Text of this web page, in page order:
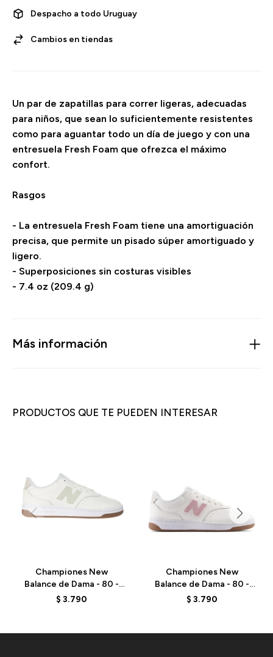
Despacho a todo Uruguay
Cambios en tiendas
Un par de zapatillas para correr ligeras, adecuadas
para niños, que sean lo suficientemente resistentes
como para aguantar todo un día de juego y con una
entresuela Fresh Foam que ofrezca el máximo
confort.
Rasgos
- La entresuela Fresh Foam tiene una amortiguación
precisa, que permite un pisado súper amortiguado y
ligero.
- Superposiciones sin costuras visibles
- 7.4 oz (209.4 g)
Más información
PRODUCTOS QUE TE PUEDEN INTERESAR
Championes New
Balance de Dama - 80 -
BBW80PRD - WHITE
$ 3.790
Championes New
Balance de Dama - 80 -
BBW80PPK -
$ 3.790